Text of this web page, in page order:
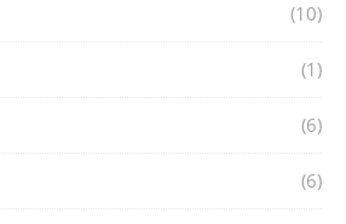
(10)
(1)
(6)
(6)